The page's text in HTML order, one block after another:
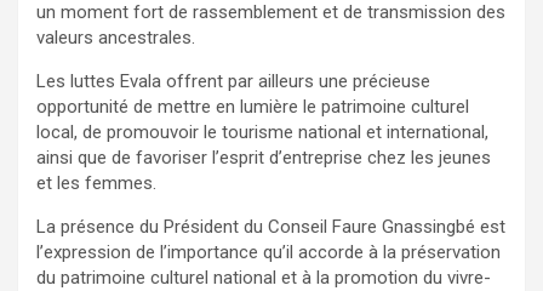
un moment fort de rassemblement et de transmission des
valeurs ancestrales.
Les luttes Evala offrent par ailleurs une précieuse
opportunité de mettre en lumière le patrimoine culturel
local, de promouvoir le tourisme national et international,
ainsi que de favoriser l’esprit d’entreprise chez les jeunes
et les femmes.
La présence du Président du Conseil Faure Gnassingbé est
l’expression de l’importance qu’il accorde à la préservation
du patrimoine culturel national et à la promotion du vivre-